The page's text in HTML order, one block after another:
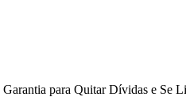
para Quitar Dívidas e Se